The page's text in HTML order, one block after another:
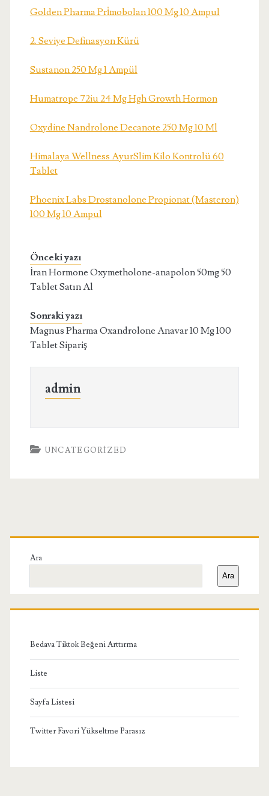
Golden Pharma Pri̇mobolan 100 Mg 10 Ampul
2. Seviye Definasyon Kürü
Sustanon 250 Mg 1 Ampül
Humatrope 72iu 24 Mg Hgh Growth Hormon
Oxydine Nandrolone Decanote 250 Mg 10 Ml
Himalaya Wellness AyurSlim Kilo Kontrolü 60
Tablet
Phoenix Labs Drostanolone Propionat (Masteron)
100 Mg 10 Ampul
Önceki yazı
İran Hormone Oxymetholone-anapolon 50mg 50
Tablet Satın Al
Sonraki yazı
Magnus Pharma Oxandrolone Anavar 10 Mg 100
Tablet Sipariş
admin
UNCATEGORIZED
Birincil
Yan
Menü
Ara
Ara
Bedava Tiktok Beğeni Arttırma
Liste
Sayfa Listesi
Twitter Favori Yükseltme Parasız